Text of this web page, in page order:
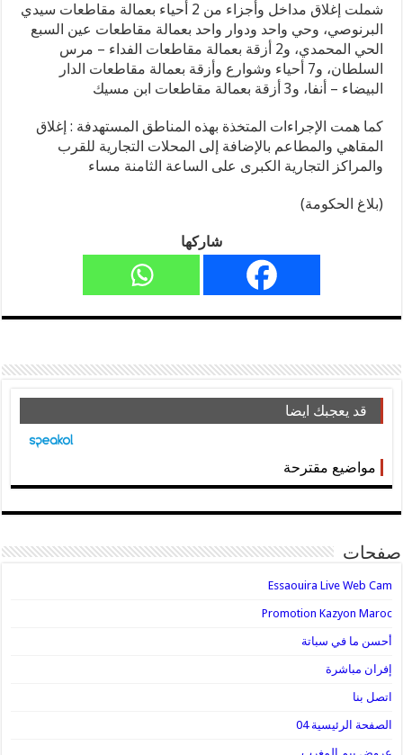
شملت إغلاق مداخل وأجزاء من 2 أحياء بعمالة مقاطعات سيدي
البرنوصي، وحي واحد ودوار واحد بعمالة مقاطعات عين السبع
الحي المحمدي، و2 أزقة بعمالة مقاطعات الفداء – مرس
السلطان، و7 أحياء وشوارع وأزقة بعمالة مقاطعات الدار
البيضاء – أنفا، و3 أزقة بعمالة مقاطعات ابن مسيك
كما همت الإجراءات المتخذة بهذه المناطق المستهدفة : إغلاق
المقاهي والمطاعم بالإضافة إلى المحلات التجارية للقرب
والمراكز التجارية الكبرى على الساعة الثامنة مساء
(بلاغ الحكومة)
شاركها
قد يعجبك ايضا
مواضيع مقترحة
صفحات
Essaouira Live Web Cam
Promotion Kazyon Maroc
أحسن ما في سباتة
إفران مباشرة
اتصل بنا
الصفحة الرئيسية 04